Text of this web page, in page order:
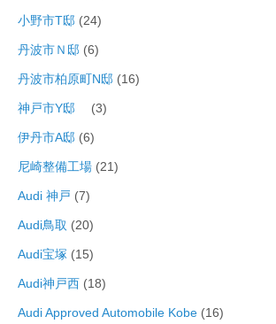
小野市T邸 (24)
丹波市Ｎ邸 (6)
丹波市柏原町N邸 (16)
神戸市Y邸 (3)
伊丹市A邸 (6)
尼崎整備工場 (21)
Audi 神戸 (7)
Audi鳥取 (20)
Audi宝塚 (15)
Audi神戸西 (18)
Audi Approved Automobile Kobe (16)